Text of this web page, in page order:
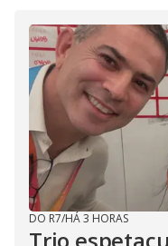
DO R7/HÁ 3 HORAS